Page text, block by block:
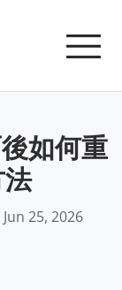
如何重
Jun 25, 2026